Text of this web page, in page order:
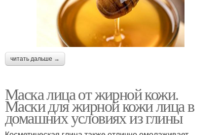
читать дальше →
Маска лица от жирной кожи.
Маски для жирной кожи лица в
домашних условиях из глины